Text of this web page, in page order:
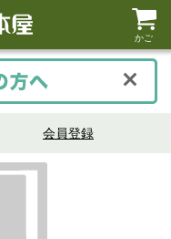
かご
会員登録